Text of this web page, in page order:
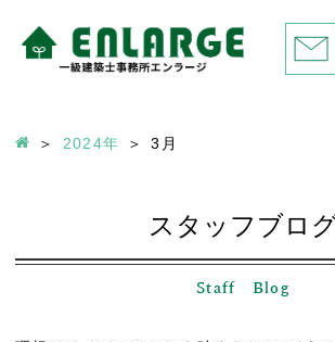
2024年 3 月
スタッフブロ
Staff Blog